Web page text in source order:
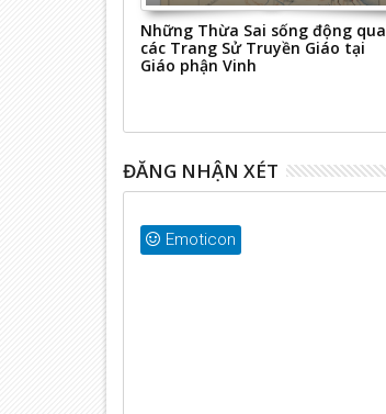
Những Thừa Sai sống động qua
các Trang Sử Truyền Giáo tại
Giáo phận Vinh
ĐĂNG NHẬN XÉT
Emoticon